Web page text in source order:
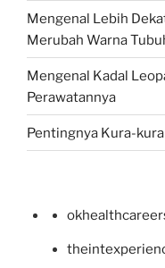
Mengenal Lebih
Merubah Warna
Mengenal Kadal
Perawatannya
Pentingnya Kura-